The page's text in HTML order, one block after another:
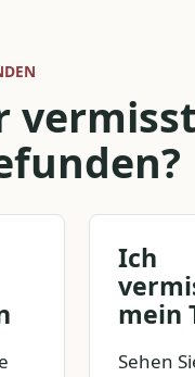
Ich
mein
Sehen